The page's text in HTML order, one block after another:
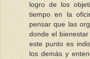
logro de los
tiempo en la
pensar que las
donde el
este punto es
los demás y